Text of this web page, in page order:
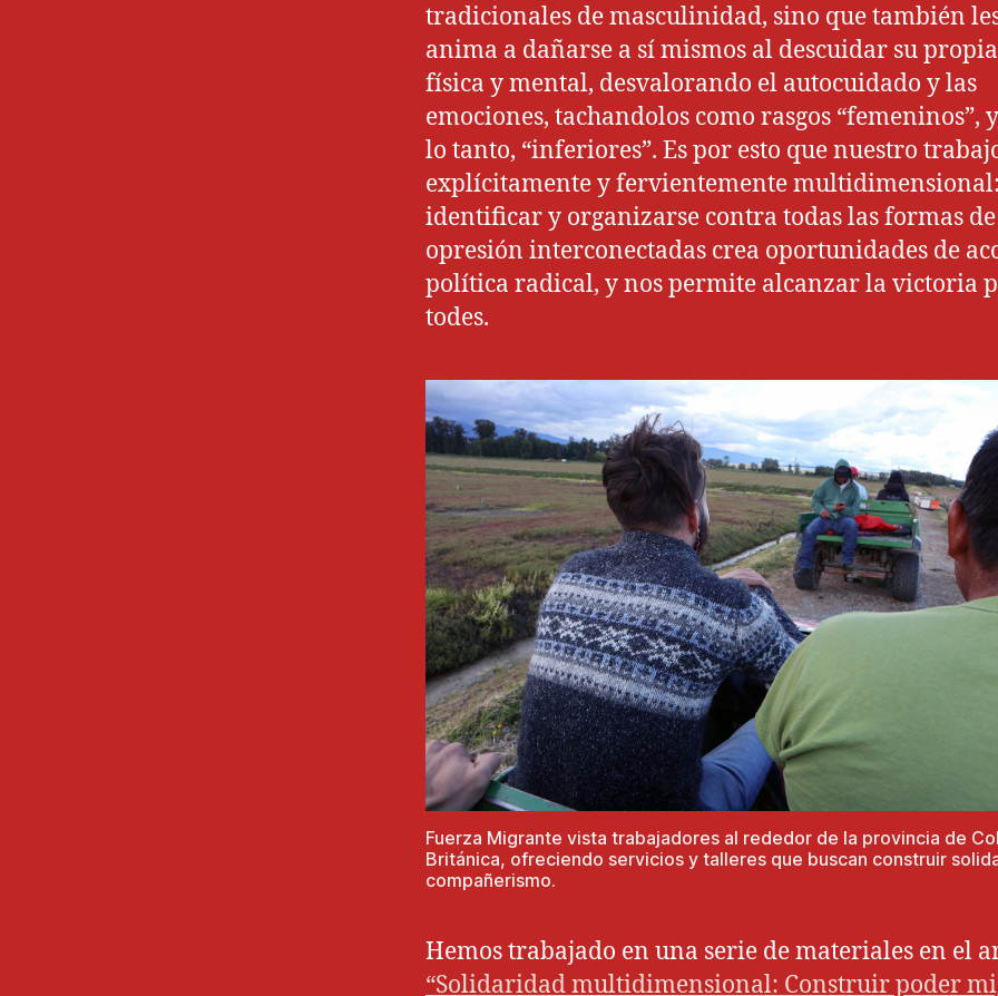
tradicionales de masculinidad, sino que también
anima a dañarse a sí mismos al descuidar su
física y mental, desvalorando el autocuidado y las
emociones, tachandolos como rasgos “femeninos”,
lo tanto, “inferiores”. Es por esto que nuestro
explícitamente y fervientemente
identificar y organizarse contra todas las formas de
opresión interconectadas crea oportunidades de
política radical, y nos permite alcanzar la victoria
todes.
Fuerza Migrante vista trabajadores al rededor de la provincia de
Británica, ofreciendo servicios y talleres que buscan construir
compañerismo.
Hemos trabajado en una serie de materiales en el
“Solidaridad multidimensional: Construir poder